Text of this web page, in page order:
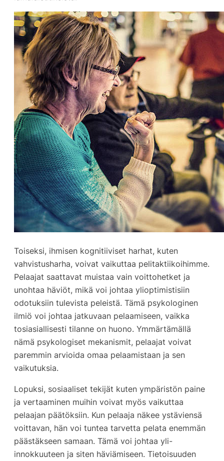
Toiseksi, ihmisen kognitiiviset harhat, kuten
vahvistusharha, voivat vaikuttaa pelitaktiikoihimme.
Pelaajat saattavat muistaa vain voittohetket ja
unohtaa häviöt, mikä voi johtaa ylioptimistisiin
odotuksiin tulevista peleistä. Tämä psykologinen
ilmiö voi johtaa jatkuvaan pelaamiseen, vaikka
tosiasiallisesti tilanne on huono. Ymmärtämällä
nämä psykologiset mekanismit, pelaajat voivat
paremmin arvioida omaa pelaamistaan ja sen
vaikutuksia.
Lopuksi, sosiaaliset tekijät kuten ympäristön paine
ja vertaaminen muihin voivat myös vaikuttaa
pelaajan päätöksiin. Kun pelaaja näkee ystäviensä
voittavan, hän voi tuntea tarvetta pelata enemmän
päästäkseen samaan. Tämä voi johtaa yli-
innokkuuteen ja siten häviämiseen. Tietoisuuden